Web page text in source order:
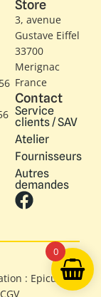
Store
3, avenue
Gustave Eiffel​
33700
Merignac
France
Contact
Service
clients / SAV
Atelier
Fournisseurs
Autres
demandes
: Epicure
CGV
0